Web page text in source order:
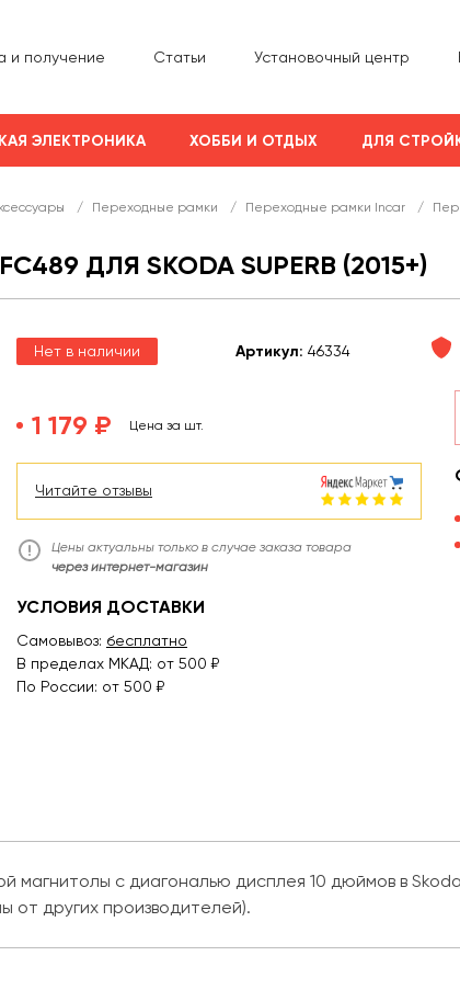
и получение Статьи Установочный центр
ЭЛЕКТРОНИКА ХОББИ И ОТДЫХ ДЛЯ
/ Переходные рамки / Переходные рамки Incar /
ДЛЯ SKODA SUPERB (2015+)
Нет в наличии Артикул: 46334
1 179 ₽ Цена за шт.
Читайте отзывы
Цены актуальны только в случае заказа товара
через интернет-магазин
УСЛОВИЯ ДОСТАВКИ
Самовывоз: бесплатно
В пределах МКАД: от 500 ₽
По России: от 500 ₽
магнитолы с диагональю дисплея 10 дюймов в
от других производителей).